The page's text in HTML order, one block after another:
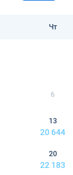
Чт
6
13
20 644
20
22 183